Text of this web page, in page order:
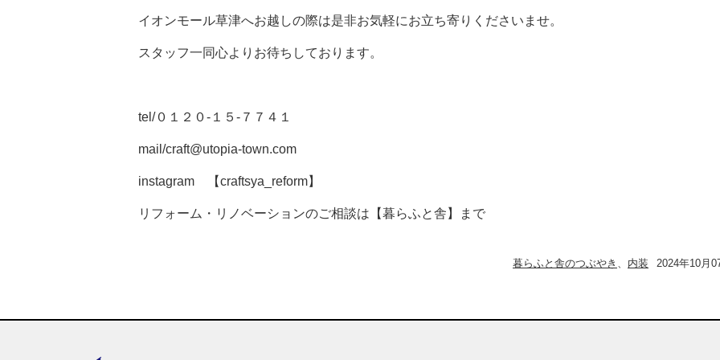
イオンモール草津へお越しの際は是非お気軽にお立ち寄りくださいませ。
スタッフ一同心よりお待ちしております。
tel/０１２０-１５-７７４１
mail/craft@utopia-town.com
instagram 【craftsya_reform】
リフォーム・リノベーションのご相談は【暮らふと舎】まで
暮らふと舎のつぶやき 、 内装 2024年10月